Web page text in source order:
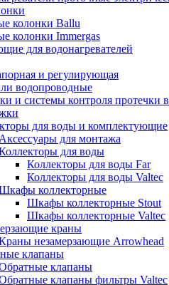
колонки Ballu
колонки Immergas
для водонагревателей
и регулирующая
водопроводные
и системы контроля протечки
для воды и комплектующие
для монтажа
для воды
Коллекторы для воды Far
Коллекторы для воды Valtec
коллекторные
Шкафы коллекторные Stout
Шкафы коллекторные Valtec
краны
незамерзающие Arrowhead
клапаны
клапаны
клапаны фильтры Valtec